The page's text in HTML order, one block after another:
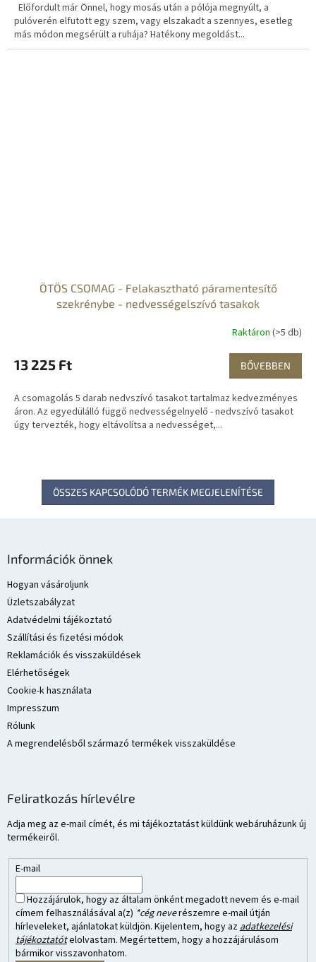
Előfordult már Önnel, hogy mosás után a pólója megnyúlt, a
pulóverén elfutott egy szem, vagy elszakadt a szennyes, esetleg
más módon megsérült a ruhája? Hatékony megoldást...
ÖTÖS CSOMAG - Felakasztható páramentesítő
szekrénybe - nedvességelszívó tasakok
Raktáron (>5 db)
13 225 Ft BŐVEBBEN
A csomagolás 5 darab nedvszívó tasakot tartalmaz kedvezményes
áron. Az egyedülálló függő nedvességelnyelő - nedvszívó tasakot
úgy tervezték, hogy eltávolítsa a nedvességet,...
ÖSSZES KAPCSOLÓDÓ TERMÉK MEGJELENÍTÉSE
Információk önnek
Hogyan vásároljunk
Üzletszabályzat
Adatvédelmi tájékoztató
Szállítási és fizetési módok
Reklamációk és visszaküldések
Elérhetőségek
Cookie-k használata
Impresszum
Rólunk
A megrendelésből származó termékek visszaküldése
Feliratkozás hírlevélre
Adja meg az e-mail címét, és mi tájékoztatást küldünk webáruházunk új
termékeiről.
E-mail
Hozzájárulok, hogy az általam önként megadott nevem és e-mail
címem felhasználásával a(z) *cég neverészemre e-mail útján
hírleveleket, ajánlatokat küldjön. Kijelentem, hogy azadatkezelési
tájékoztatótelolvastam. Megértettem, hogy a hozzájárulásom
bármikor visszavonhatom.